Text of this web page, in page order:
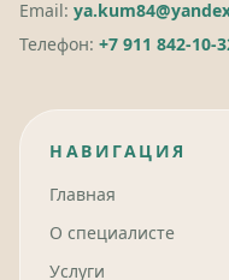
Email:
Телефон: +7 911 842-10-
НАВИГАЦИЯ
Главная
О специалисте
Услуги